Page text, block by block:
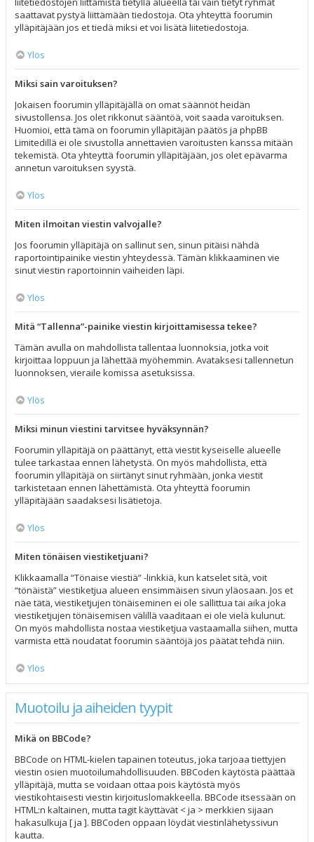
saattavat pystyä liittämään tiedostoja. Ota yhteyttä foorumin
ylläpitäjään jos et tiedä miksi et voi lisätä liitetiedostoja.
Ylös
Miksi sain varoituksen?
Jokaisen foorumin ylläpitäjällä on omat säännöt heidän
sivustollensa. Jos olet rikkonut sääntöä, voit saada varoituksen.
Huomioi, että tämä on foorumin ylläpitäjän päätös ja phpBB
Limitedillä ei ole sivustolla annettavien varoitusten kanssa mitään
tekemistä. Ota yhteyttä foorumin ylläpitäjään, jos olet epävarma
annetun varoituksen syystä.
Ylös
Miten ilmoitan viestin valvojalle?
Jos foorumin ylläpitäjä on sallinut sen, sinun pitäisi nähdä
raportointipainike viestin yhteydessä. Tämän klikkaaminen vie
sinut viestin raportoinnin vaiheiden läpi.
Ylös
Mitä “Tallenna”-painike viestin kirjoittamisessa tekee?
Tämän avulla on mahdollista tallentaa luonnoksia, jotka voit
kirjoittaa loppuun ja lähettää myöhemmin. Avataksesi tallennetun
luonnoksen, vieraile komissa asetuksissa.
Ylös
Miksi minun viestini tarvitsee hyväksynnän?
Foorumin ylläpitäjä on päättänyt, että viestit kyseiselle alueelle
tulee tarkastaa ennen lähetystä. On myös mahdollista, että
foorumin ylläpitäjä on siirtänyt sinut ryhmään, jonka viestit
tarkistetaan ennen lähettämistä. Ota yhteyttä foorumin
ylläpitäjään saadaksesi lisätietoja.
Ylös
Miten tönäisen viestiketjuani?
Klikkaamalla “Tönaise viestiä” -linkkiä, kun katselet sitä, voit
“tönäistä” viestiketjua alueen ensimmäisen sivun yläosaan. Jos et
näe tätä, viestiketjujen tönäiseminen ei ole sallittua tai aika joka
viestiketjujen tönäisemisen välillä vaaditaan ei ole vielä kulunut.
On myös mahdollista nostaa viestiketjua vastaamalla siihen, mutta
varmista että noudatat foorumin sääntöjä jos päätät tehdä niin.
Ylös
Muotoilu ja aiheiden tyypit
Mikä on BBCode?
BBCode on HTML-kielen tapainen toteutus, joka tarjoaa tiettyjen
viestin osien muotoilumahdollisuuden. BBCoden käytöstä päättää
ylläpitäjä, mutta se voidaan ottaa pois käytöstä myös
viestikohtaisesti viestin kirjoituslomakkeella. BBCode itsessään on
HTML:n kaltainen, mutta tagit käyttävät < ja > merkkien sijaan
hakasulkuja [ ja ]. BBCoden oppaan löydät viestinlähetyssivun
kautta.